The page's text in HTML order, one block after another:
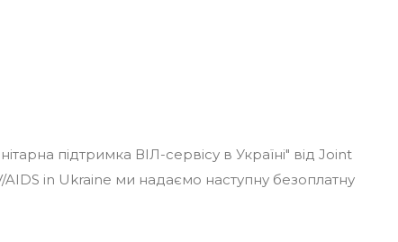
підтримка ВІЛ-сервісу в Україні" від Joint
in Ukraine ми надаємо наступну безоплатну